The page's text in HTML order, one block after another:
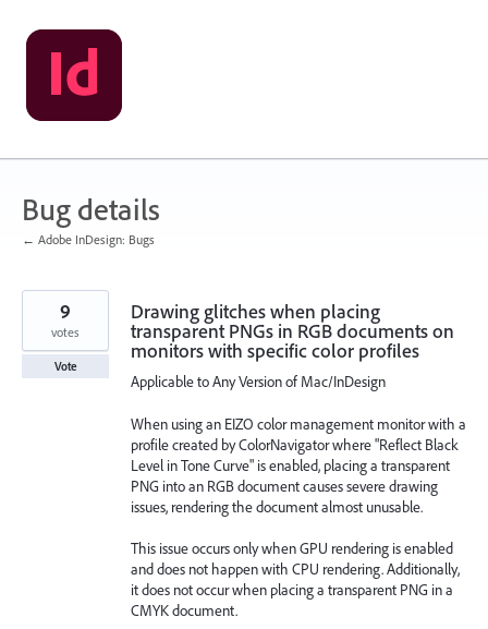
Skip
to
content
Bug details
← Adobe InDesign: Bugs
Drawing glitches when placing
transparent PNGs in RGB documents on
monitors with specific color profiles
Applicable to Any Version of Mac/InDesign
When using an EIZO color management monitor with a
profile created by ColorNavigator where "Reflect Black
Level in Tone Curve" is enabled, placing a transparent
PNG into an RGB document causes severe drawing
issues, rendering the document almost unusable.
This issue occurs only when GPU rendering is enabled
and does not happen with CPU rendering. Additionally,
it does not occur when placing a transparent PNG in a
CMYK document.
9
votes
Vote